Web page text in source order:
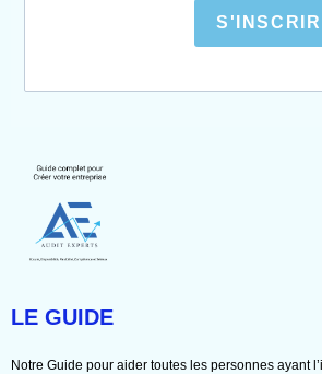
LE GUIDE
Notre Guide pour aider toutes les personnes ayant